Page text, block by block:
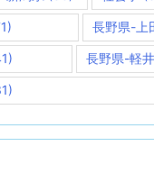
長野県-上
長野県-軽